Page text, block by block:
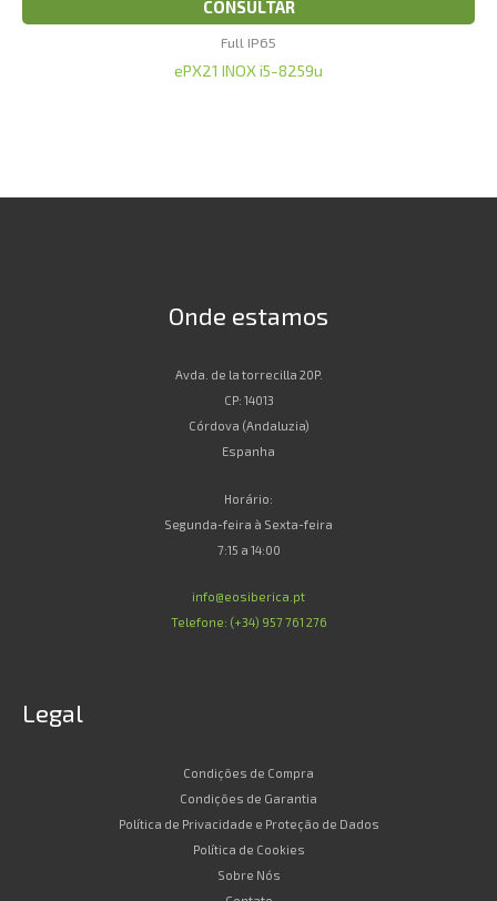
CONSULTAR
Full IP65
ePX21 INOX i5-8259u
Onde estamos
Avda. de la torrecilla 20P.
CP: 14013
Córdova (Andaluzia)
Espanha
Horário:
Segunda-feira à Sexta-feira
7:15 a 14:00
info@eosiberica.pt
Telefone: (+34) 957 761 276
Legal
Condições de Compra
Condições de Garantia
Política de Privacidade e Proteção de Dados
Política de Cookies
Sobre Nós